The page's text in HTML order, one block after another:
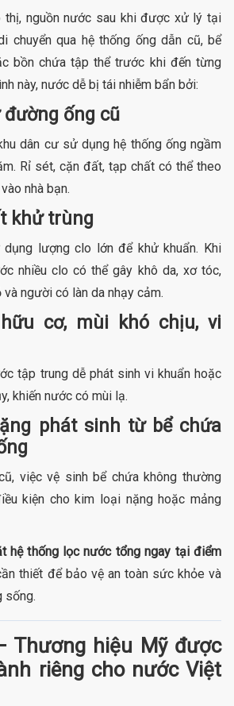
thị, nguồn nước sau khi được xử lý tại
chuyển qua hệ thống ống dẫn cũ, bể
bồn chứa tập thể trước khi đến từng
này, nước dễ bị tái nhiễm bẩn bởi:
ống cũ
dân cư sử dụng hệ thống ống ngầm
Rỉ sét, cặn đất, tạp chất có thể theo
nhà bạn.
khử trùng
lượng clo lớn để khử khuẩn. Khi
nhiều clo có thể gây khô da, xơ tóc,
người có làn da nhạy cảm.
cơ, mùi khó chịu, vi
tập trung dễ phát sinh vi khuẩn hoặc
khiến nước có mùi lạ.
phát sinh từ bể chứa
việc vệ sinh bể chứa không thường
kiện cho kim loại nặng hoặc mảng
hệ thống lọc nước tổng ngay tại điểm
thiết để bảo vệ an toàn sức khỏe và
sống.
Thương hiệu Mỹ được
riêng cho nước Việt